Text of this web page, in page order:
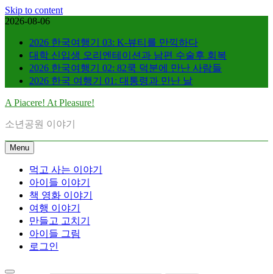
Skip to content
2026-08-06
2026 한국여행기 03: K-뷰티를 만끽하다
대학 신입생 오리엔테이션과 남편 수술후 회복
2026 한국여행기 02: 82쿡 덕분에 만난 사람들
2026 한국 여행기 01: 대통령과 만난 날
A Piacere! At Pleasure!
소년공원 이야기
Menu
먹고 사는 이야기
아이들 이야기
책 영화 이야기
여행 이야기
만들고 고치기
아이들 그림
로그인